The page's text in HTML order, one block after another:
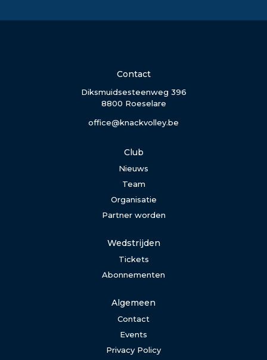
Contact
Diksmuidsesteenweg 396
8800 Roeselare
office@knackvolley.be
Club
Nieuws
Team
Organisatie
Partner worden
Wedstrijden
Tickets
Abonnementen
Algemeen
Contact
Events
Privacy Policy